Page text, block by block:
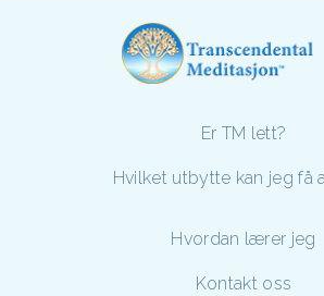
Er TM lett?
Hvilket utbytte kan jeg få
Hvordan lærer jeg
Kontakt oss